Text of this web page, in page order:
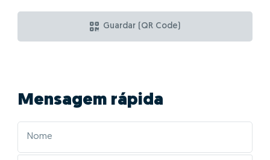
Guardar (QR Code)
Mensagem rápida